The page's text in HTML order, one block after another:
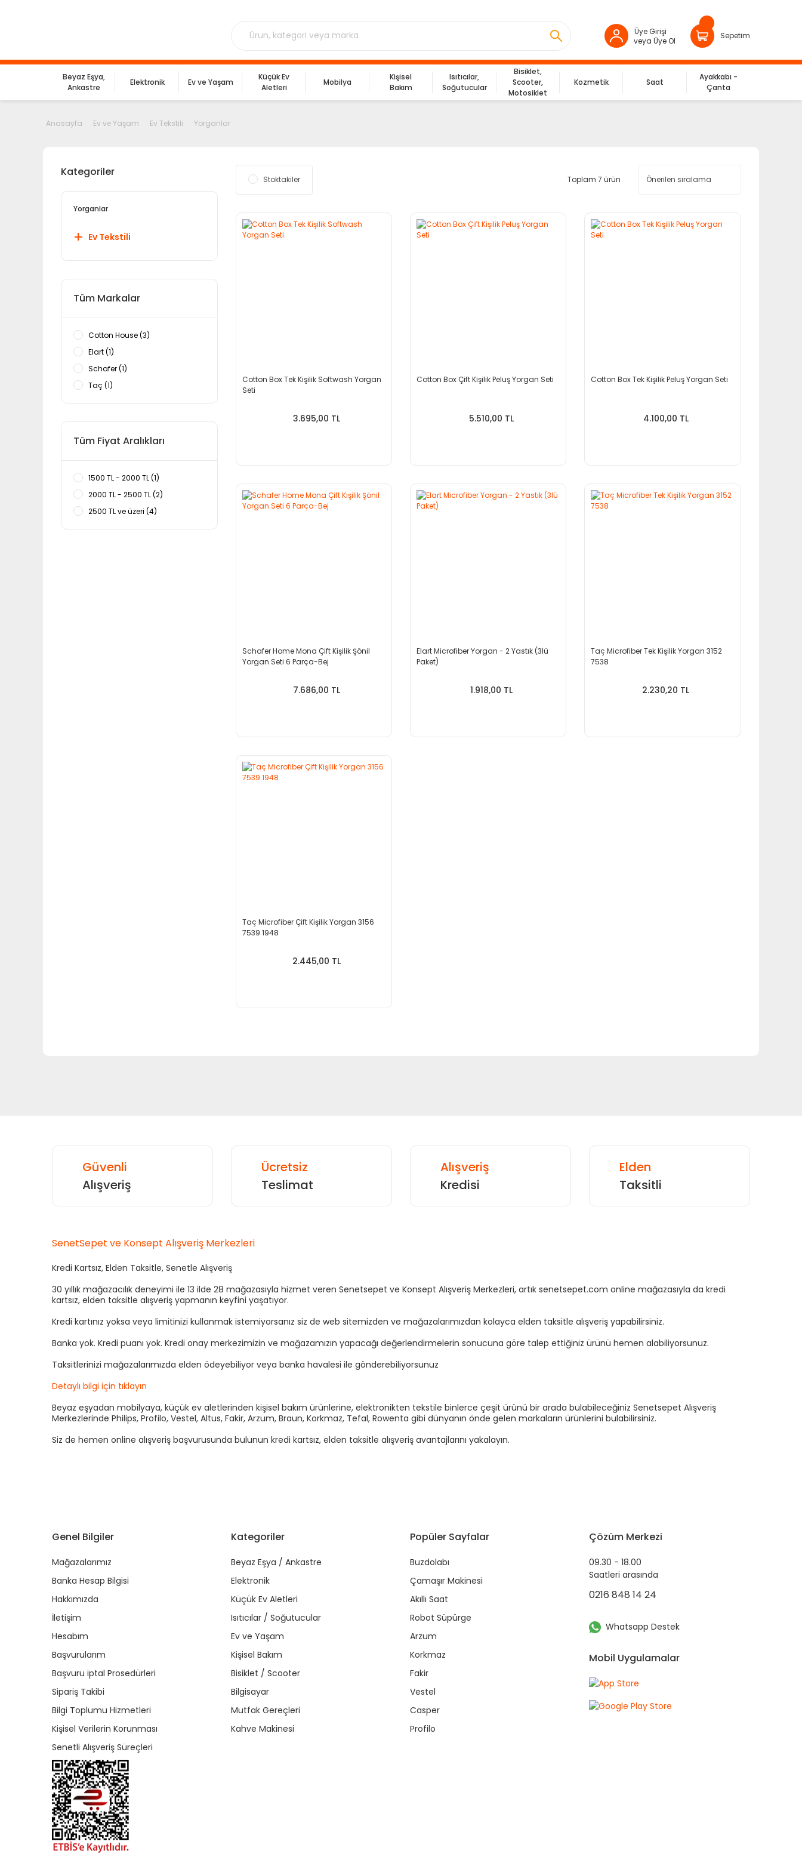
Üye Girişi
veya Üye Ol
Sepetim
Beyaz Eşya,
Ankastre
Elektronik Ev ve Yaşam
Küçük Ev
Aletleri
Mobilya
Kişisel
Bakım
Isıtıcılar,
Soğutucular
Bisiklet,
Scooter,
Motosiklet
Kozmetik Saat
Ayakkabı -
Çanta
Anasayfa Ev ve Yaşam Ev Tekstili Yorganlar
Kategoriler
Yorganlar
Ev Tekstili
Tüm Markalar
Cotton House (3)
Elart (1)
Schafer (1)
Taç (1)
Tüm Fiyat Aralıkları
1500 TL - 2000 TL (1)
2000 TL - 2500 TL (2)
2500 TL ve üzeri (4)
Stoktakiler Toplam 7 ürün
Cotton Box Tek Kişilik Softwash Yorgan
Seti
3.695,00 TL
Cotton Box Çift Kişilik Peluş Yorgan Seti
5.510,00 TL
Cotton Box Tek Kişilik Peluş Yorgan Seti
4.100,00 TL
Schafer Home Mona Çift Kişilik Şönil
Yorgan Seti 6 Parça-Bej
7.686,00 TL
Elart Microfiber Yorgan - 2 Yastık (3lü
Paket)
1.918,00 TL
Taç Microfiber Tek Kişilik Yorgan 3152
7538
2.230,20 TL
Taç Microfiber Çift Kişilik Yorgan 3156
7539 1948
2.445,00 TL
Güvenli
Alışveriş
Ücretsiz
Teslimat
Alışveriş
Kredisi
Elden
Taksitli
SenetSepet ve Konsept Alışveriş Merkezleri
Kredi Kartsız, Elden Taksitle, Senetle Alışveriş
30 yıllık mağazacılık deneyimi ile 13 ilde 28 mağazasıyla hizmet veren Senetsepet ve Konsept Alışveriş Merkezleri, artık senetsepet.com online mağazasıyla da kredi
kartsız, elden taksitle alışveriş yapmanın keyfini yaşatıyor.
Kredi kartınız yoksa veya limitinizi kullanmak istemiyorsanız siz de web sitemizden ve mağazalarımızdan kolayca elden taksitle alışveriş yapabilirsiniz.
Banka yok. Kredi puanı yok. Kredi onay merkezimizin ve mağazamızın yapacağı değerlendirmelerin sonucuna göre talep ettiğiniz ürünü hemen alabiliyorsunuz.
Taksitlerinizi mağazalarımızda elden ödeyebiliyor veya banka havalesi ile gönderebiliyorsunuz
Detaylı bilgi için tıklayın
Beyaz eşyadan mobilyaya, küçük ev aletlerinden kişisel bakım ürünlerine, elektronikten tekstile binlerce çeşit ürünü bir arada bulabileceğiniz Senetsepet Alışveriş
Merkezlerinde Philips, Profilo, Vestel, Altus, Fakir, Arzum, Braun, Korkmaz, Tefal, Rowenta gibi dünyanın önde gelen markaların ürünlerini bulabilirsiniz.
Siz de hemen online alışveriş başvurusunda bulunun kredi kartsız, elden taksitle alışveriş avantajlarını yakalayın.
Genel Bilgiler
Mağazalarımız
Banka Hesap Bilgisi
Hakkımızda
İletişim
Hesabım
Başvurularım
Başvuru iptal Prosedürleri
Sipariş Takibi
Bilgi Toplumu Hizmetleri
Kişisel Verilerin Korunması
Senetli Alışveriş Süreçleri
Kategoriler
Beyaz Eşya / Ankastre
Elektronik
Küçük Ev Aletleri
Isıtıcılar / Soğutucular
Ev ve Yaşam
Kişisel Bakım
Bisiklet / Scooter
Bilgisayar
Mutfak Gereçleri
Kahve Makinesi
Popüler Sayfalar
Buzdolabı
Çamaşır Makinesi
Akıllı Saat
Robot Süpürge
Arzum
Korkmaz
Fakir
Vestel
Casper
Profilo
Çözüm Merkezi
09.30 - 18.00
Saatleri arasında
0216 848 14 24
Whatsapp Destek
Mobil Uygulamalar